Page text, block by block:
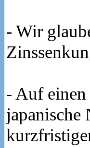
- Wir
- Auf einen
japanische